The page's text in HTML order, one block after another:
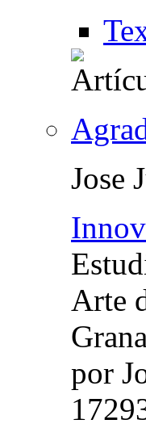
Jose
Arte
por